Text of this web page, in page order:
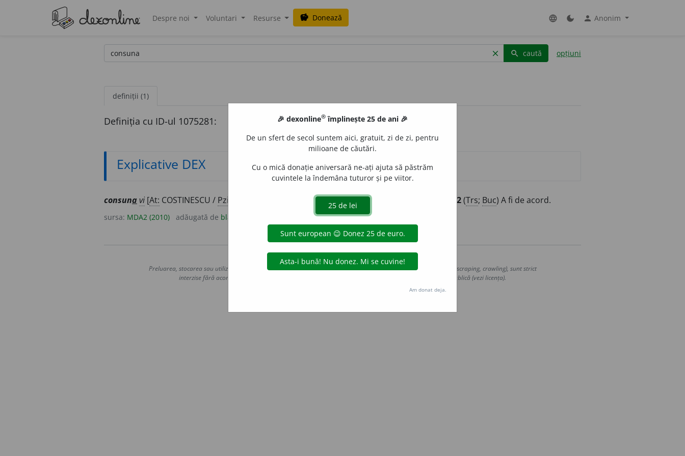
Despre noi Voluntari Resurse savings Donează language dark_mode person Anonim
clear search caută opțiuni
definiții (1)
Definiția cu ID-ul 1075281:
Explicative DEX
consuna vi [At: COSTINESCU / Pzi: consonner]1(Muz) A produce o consonanță. 2(Trs; Buc) A fi de acord.
sursa: MDA2 (2010) adăugată de blaurb.
Copyright © 2004-2026 dexonline (https://dexonline.ro)
Preluarea, stocarea sau utilizarea datelor de pe acest site, inclusiv prin orice metode de extragere automată (web scraping, crawling), sunt strict
interzise fără acordul nostru prealabil scris, cu excepția seturilor de date oferite oficial spre utilizare publică (vezi licența).
Hosterion
🎉 dexonline® împlinește 25 de ani 🎉
De un sfert de secol suntem aici, gratuit, zi de zi, pentru
milioane de căutări.
Cu o mică donație aniversară ne-ați ajuta să păstrăm
cuvintele la îndemâna tuturor și pe viitor.
Am donat deja.